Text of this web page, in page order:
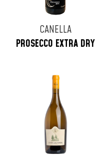
CANELLA
PROSECCO EXTRA DRY